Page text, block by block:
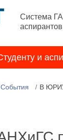
Система
и
События В